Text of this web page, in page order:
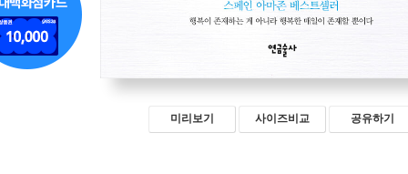
미리보기 사이즈비교 공유하기